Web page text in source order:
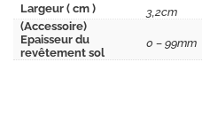
Largeur ( cm )
3,2cm
(Accessoire)
Epaisseur du
revêtement sol
0 – 99mm